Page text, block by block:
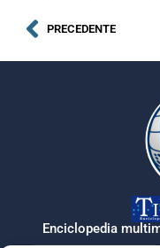
PRECEDENTE
Enciclopedia